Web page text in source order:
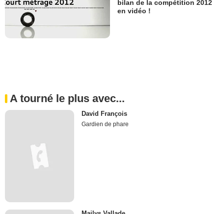
bilan de la compétition 2012
en vidéo !
A tourné le plus avec...
David François
Gardien de phare